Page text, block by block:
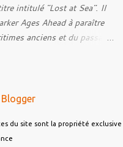
intitulé "Lost at Sea". Il
Ages Ahead à paraître
anciens et du passage
épreuves, alors que le
du site sont la propriété exclusive